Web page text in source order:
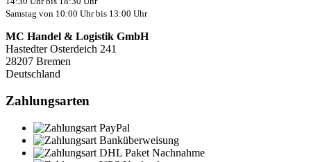
Samstag von 10:00 Uhr bis 13:00 Uhr
MC Handel & Logistik GmbH
Hastedter Osterdeich 241
28207 Bremen
Deutschland
Zahlungsarten